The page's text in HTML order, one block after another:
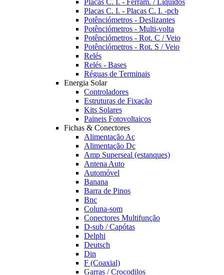
Placas C. I. - Ferram. / Liquidos
Placas C. I. - Placas C. I. -pcb
Potênciómetros - Deslizantes
Potênciómetros - Multi-volta
Potênciómetros - Rot. C / Veio
Potênciómetros - Rot. S / Veio
Relés
Relés - Bases
Réguas de Terminais
Energia Solar
Controladores
Estruturas de Fixação
Kits Solares
Paineis Fotovoltaicos
Fichas & Conectores
Alimentação Ac
Alimentação Dc
Amp Superseal (estanques)
Antena Auto
Automóvel
Banana
Barra de Pinos
Bnc
Coluna-som
Conectores Multifunção
D-sub / Capótas
Delphi
Deutsch
Din
F (Coaxial)
Garras / Crocodilos